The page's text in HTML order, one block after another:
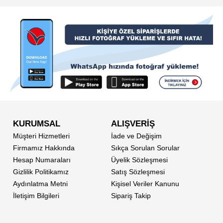
KURUMSAL
Müşteri Hizmetleri
Firmamız Hakkında
Hesap Numaraları
Gizlilik Politikamız
Aydınlatma Metni
İletişim Bilgileri
ALIŞVERİŞ
İade ve Değişim
Sıkça Sorulan Sorular
Üyelik Sözleşmesi
Satış Sözleşmesi
Kişisel Veriler Kanunu
Sipariş Takip